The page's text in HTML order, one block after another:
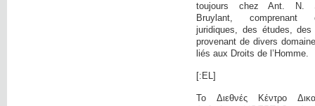
toujours chez Ant. N.
Bruylant, comprenant
juridiques, des études, des
provenant de divers
liés aux Droits de l’Homme.
[:EL]
Το Διεθνές Κέντρο